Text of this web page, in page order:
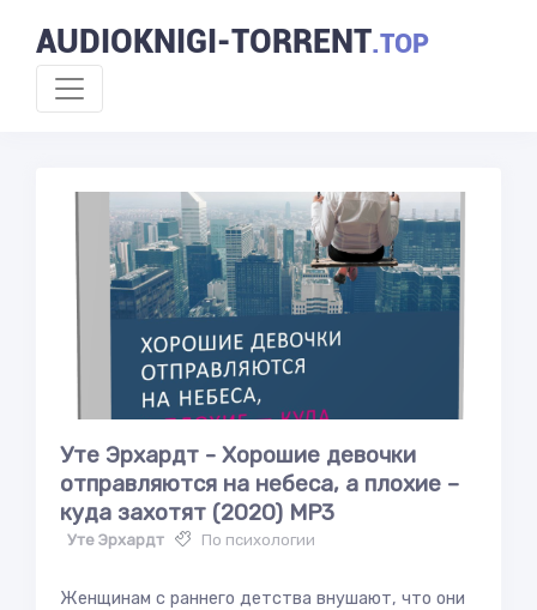
AUDIOKNIGI-TORRENT.TOP
Уте Эрхардт - Хорошие девочки
отправляются на небеса, а плохие –
куда захотят (2020) MP3
Уте Эрхардт По психологии
Женщинам с раннего детства внушают, что они